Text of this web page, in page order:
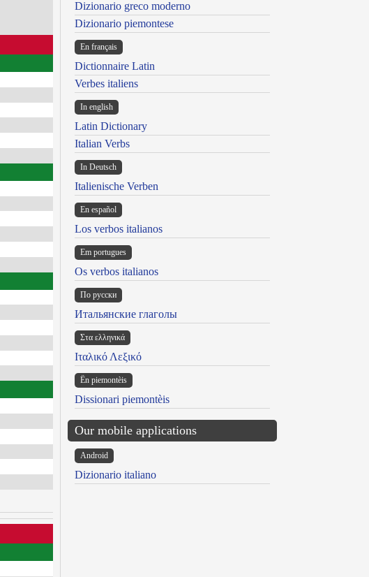
Dizionario greco moderno
Dizionario piemontese
En français
Dictionnaire Latin
Verbes italiens
In english
Latin Dictionary
Italian Verbs
In Deutsch
Italienische Verben
En español
Los verbos italianos
Em portugues
Os verbos italianos
По русски
Итальянские глаголы
Στα ελληνικά
Ιταλικό Λεξικό
Ën piemontèis
Dissionari piemontèis
Our mobile applications
Android
Dizionario italiano